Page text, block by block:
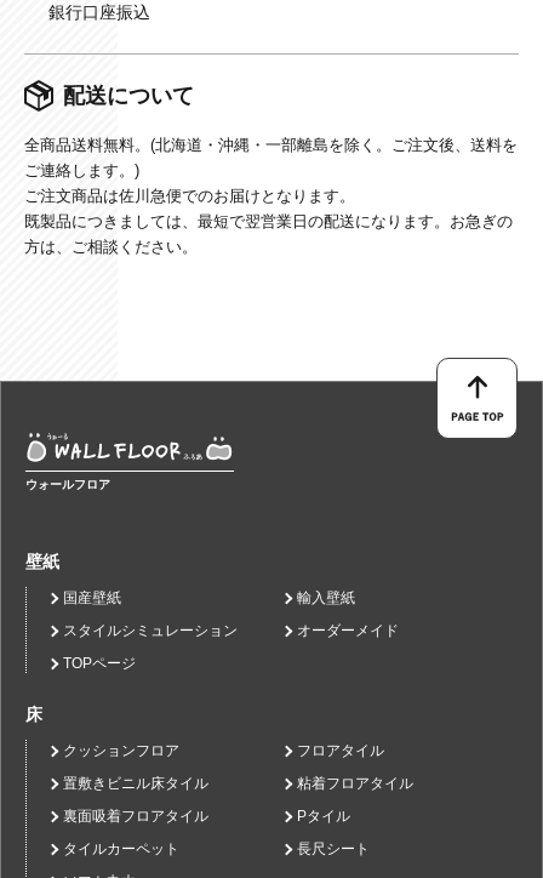
銀行口座振込
配送について
全商品送料無料。(北海道・沖縄・一部離島を除く。ご注文後、送料を
ご連絡します。)
ご注文商品は佐川急便でのお届けとなります。
既製品につきましては、最短で翌営業日の配送になります。お急ぎの
方は、ご相談ください。
ウォールフロア
壁紙
国産壁紙
輸入壁紙
スタイルシミュレーション
オーダーメイド
TOPページ
床
クッションフロア
フロアタイル
置敷きビニル床タイル
粘着フロアタイル
裏面吸着フロアタイル
Pタイル
タイルカーペット
長尺シート